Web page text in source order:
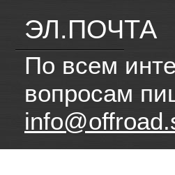
ЭЛ.ПОЧТА
По всем
вопросам